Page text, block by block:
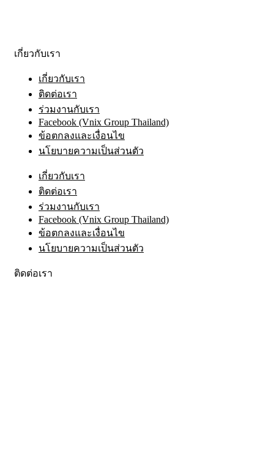
เกี่ยวกับเรา
เกี่ยวกับเรา
ติดต่อเรา
ร่วมงานกับเรา
Facebook (Vnix Group Thailand)
ข้อตกลงและเงื่อนไข
นโยบายความเป็นส่วนตัว
เกี่ยวกับเรา
ติดต่อเรา
ร่วมงานกับเรา
Facebook (Vnix Group Thailand)
ข้อตกลงและเงื่อนไข
นโยบายความเป็นส่วนตัว
ติดต่อเรา